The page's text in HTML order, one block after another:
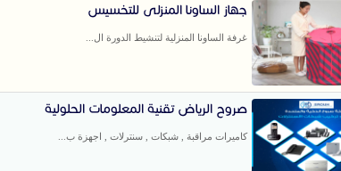
جهاز الساونا المنزلى للتخسيس
غرفة الساونا المنزلية لتنشيط الدورة ال...
صروح الرياض تقنية المعلومات الحلولية
كاميرات مراقبة , شبكات , سنترلات , اجهزة ب...